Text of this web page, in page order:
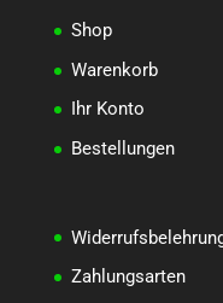
Shop
Warenkorb
Ihr Konto
Bestellungen
Zahlungsarten